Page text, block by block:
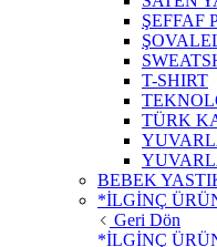
ŞEFFAF
T-SHIRT
TÜRK
BEBEK
*İLGİNÇ
Geri Dön
*İLGİNÇ